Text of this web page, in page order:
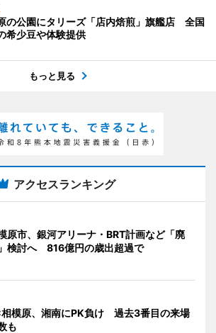
の公園にタリーズ「店内焙煎」旗艦店 全国
希少豆や体験提供
もっと見る
アクセスランキング
原市、銀河アリーナ・BRT計画など「廃
検討へ 816億円の歳出超過で
模原、湘南にPK負け 過去3番目の来場
も